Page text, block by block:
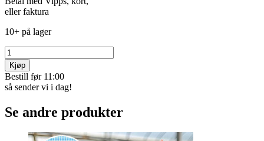
eller faktura
10+ på lager
Kjøp
Bestill før 11:00
så sender vi i dag!
Se andre produkter